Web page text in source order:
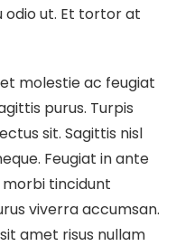
odio ut. Et tortor at
molestie ac feugiat
purus. Turpis
sit. Sagittis nisl
Feugiat in ante
tincidunt
viverra accumsan.
amet risus nullam